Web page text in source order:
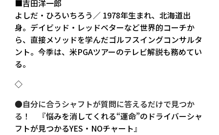
■吉田洋一郎
よしだ・ひろいちろう／ 1978年生まれ、北海道出
身。デイビッド・レッドベターなど世界的コーチか
ら、直接メソッドを学んだゴルフスイングコンサルタ
ント。今季は、米PGAツアーのテレビ解説も務めてい
る。
◇
●自分に合うシャフトが質問に答えるだけで見つか
る！ 『悩みを消してくれる“運命”のドライバーシャ
フトが見つかるYES・NOチャート』